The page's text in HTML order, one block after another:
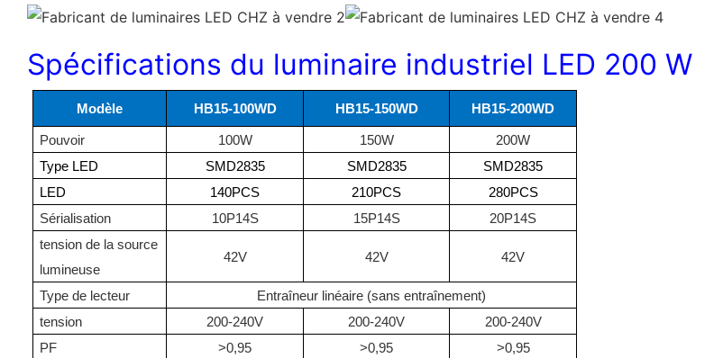
Spécifications du luminaire industriel LED 200 W
Modèle HB15-100WD HB15-150WD HB15-200WD
Pouvoir 100W 150W
200W
Type LED
SMD2835 SMD2835
SMD2835
LED
140PCS 210PCS
280PCS
Sérialisation
10P14S 15P14S
20P14S
tension de la source
lumineuse
42V 42V 42V
Type de lecteur
Entraîneur linéaire (sans entraînement)
tension
200-240V 200-240V
200-240V
PF
>0,95 >0,95
>0,95